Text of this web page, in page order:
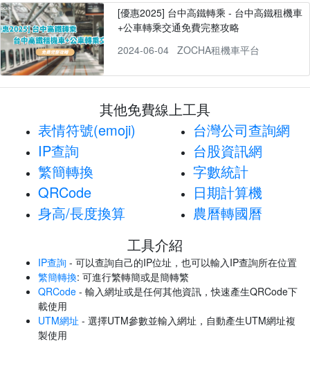
[優惠2025] 台中高鐵轉乘 - 台中高鐵租機車
+公車轉乘交通免費完整攻略
2024-06-04
ZOCHA租機車平台
其他免費線上工具
表情符號(emoji)
IP查詢
繁簡轉換
QRCode
身高/長度換算
台灣公司查詢網
台股資訊網
字數統計
日期計算機
農曆轉國曆
工具介紹
IP查詢 - 可以查詢自己的IP位址，也可以輸入IP查詢所在位置
繁簡轉換: 可進行繁轉簡或是簡轉繁
QRCode - 輸入網址或是任何其他資訊，快速產生QRCode下
載使用
UTM網址 - 選擇UTM參數並輸入網址，自動產生UTM網址複
製使用